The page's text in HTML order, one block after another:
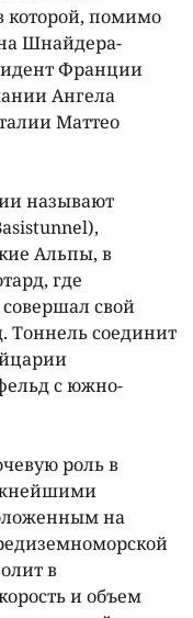
которой, помимо
Шнайдера-
Франции
Ангела
Маттео
называют
Альпы, в
где
свой
Тоннель соединит
с южно-
роль в
на
в
и объем